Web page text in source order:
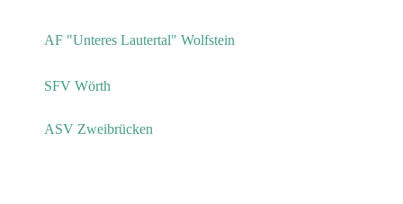
AF "Unteres Lautertal" Wolfstein
SFV Wörth
ASV Zweibrücken